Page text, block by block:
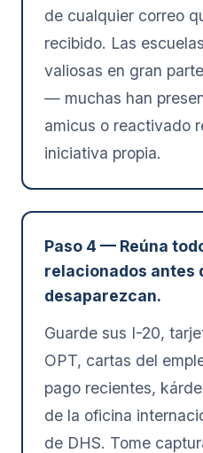
de cualquier correo
recibido. Las
valiosas en gran
— muchas han
amicus o reactivado
iniciativa propia.
Paso 4 — Reúna
relacionados antes
desaparezcan.
Guarde sus I-20,
OPT, cartas del
pago recientes,
de la oficina
de DHS. Tome